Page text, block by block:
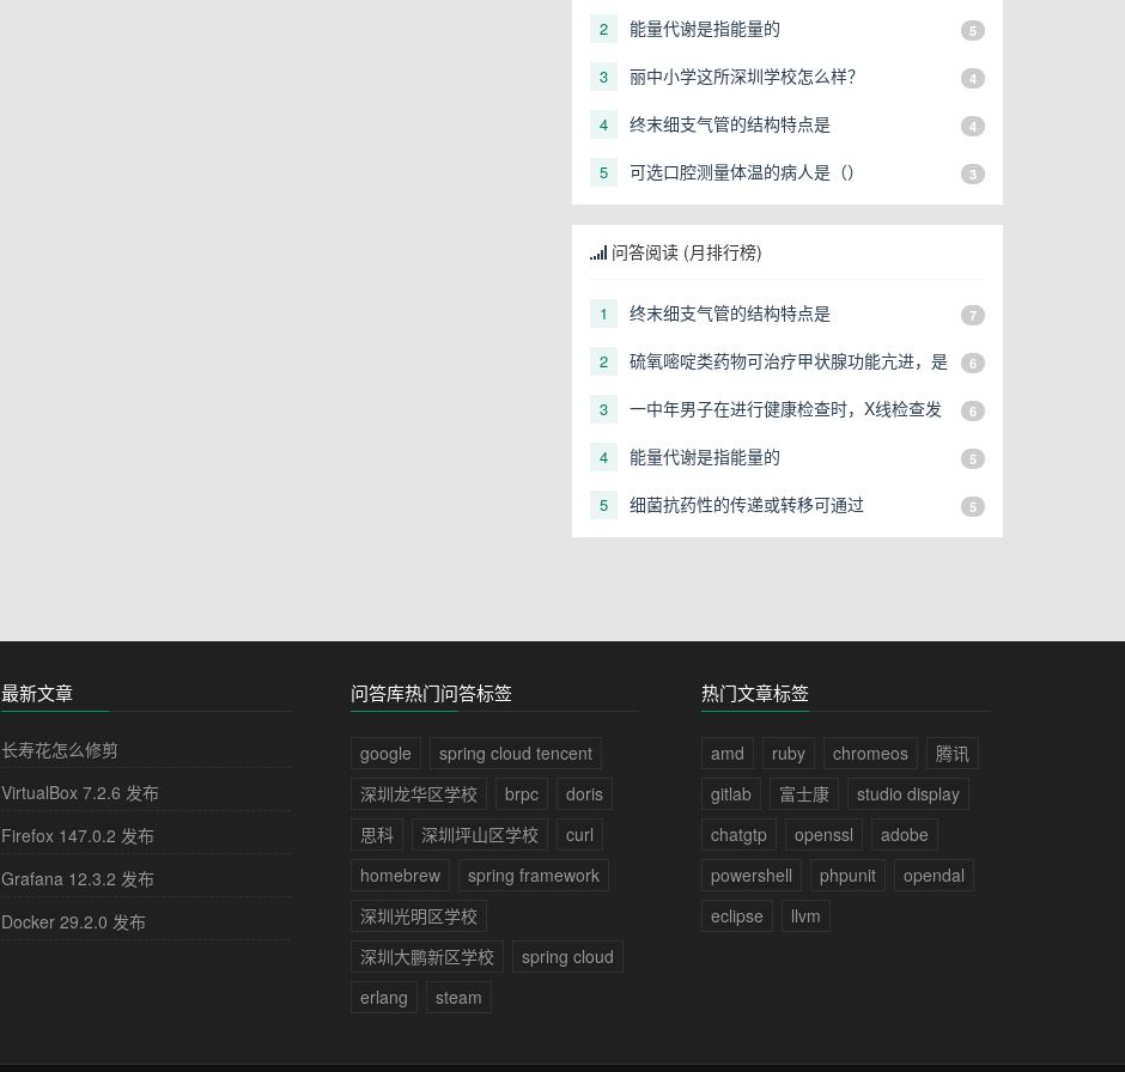
2 能量代谢是指能量的 5
3 丽中小学这所深圳学校怎么样？ 4
4 终末细支气管的结构特点是 4
5 可选口腔测量体温的病人是（） 3
问答阅读 (月排行榜)
1 终末细支气管的结构特点是 7
2
硫氧嘧啶类药物可治疗甲状腺功能亢进，是
6
3
一中年男子在进行健康检查时，X线检查发
考虑
6
4 能量代谢是指能量的 5
5 细菌抗药性的传递或转移可通过 5
最新文章
长寿花怎么修剪
VirtualBox 7.2.6 发布
Firefox 147.0.2 发布
Grafana 12.3.2 发布
Docker 29.2.0 发布
问答库热门问答标签
google
spring cloud tencent
深圳龙华区学校
brpc
doris
思科
深圳坪山区学校
curl
homebrew
spring framework
深圳光明区学校
深圳大鹏新区学校
spring cloud
erlang
steam
热门文章标签
amd ruby chromeos
腾讯
gitlab
富士康
studio display
chatgtp
openssl
adobe
powershell
phpunit
opendal
eclipse
llvm